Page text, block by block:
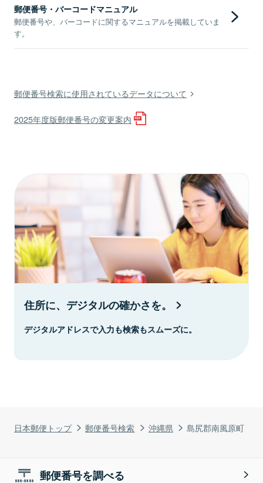
日本郵便トップ 郵便番号検索 沖縄県 島尻郡南風原町
郵便番号・バーコードマニュアル
郵便番号や、バーコードに関するマニュアルを掲載していま
す。
郵便番号検索に使用されているデータについて
2025年度版郵便番号の変更案内
住所に、デジタルの確かさを。
デジタルアドレスで入力も検索もスムーズに。
郵便番号を調べる